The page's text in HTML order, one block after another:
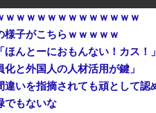
ｗｗｗｗｗｗｗｗｗｗｗｗｗ
子がこちらｗｗｗｗｗ
と外国人の人材活用が鍵」
でもないな